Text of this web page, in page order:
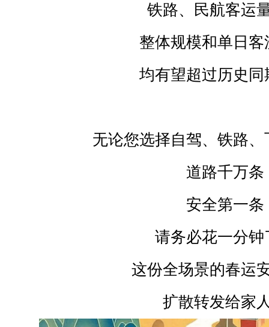
铁路、民航客运
整体规模和单日客
均有望超过历史同
无论您选择自驾、铁路
道路千万条
安全第一条
请务必花一分钟
这份全场景的春运
扩散转发给家